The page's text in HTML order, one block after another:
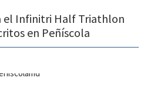
el Infinitri Half Triathlon
en Peñíscola